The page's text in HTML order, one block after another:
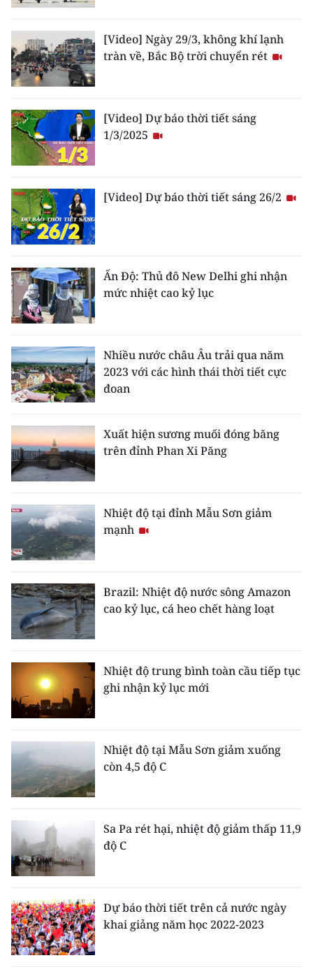
TIN ĐỊA PHƯƠNG
Trung du và miền núi phía Bắc
Đồng bằng sông Hồng
Bắc Trung Bộ
Nguyên
Đông Nam Bộ
Đồng bằng sông Cửu Long
Chuyên trang Hà Nội
Chuyên trang TP. Hồ Chí Minh
CHUYÊN ĐỀ
CÁC CHUYÊN TRANG
VỀ BÁO NHÂN DÂN
THỜI NAY
NHÂN DÂN HẰNG THÁNG
MUA BÁO
ĐỌC BÁO IN
ENGLISH
中文
FRANÇAIS
ESPAÑOL
[Video] Ngày 29/3, không khí lạnh
tràn về, Bắc Bộ trời chuyển rét
[Video] Dự báo thời tiết sáng
1/3/2025
[Video] Dự báo thời tiết sáng 26/2
Ấn Độ: Thủ đô New Delhi ghi nhận
mức nhiệt cao kỷ lục
Nhiều nước châu Âu trải qua năm
2023 với các hình thái thời tiết cực
đoan
Xuất hiện sương muối đóng băng
trên đỉnh Phan Xi Păng
Nhiệt độ tại đỉnh Mẫu Sơn giảm
mạnh
Brazil: Nhiệt độ nước sông Amazon
cao kỷ lục, cá heo chết hàng loạt
Nhiệt độ trung bình toàn cầu tiếp tục
ghi nhận kỷ lục mới
Nhiệt độ tại Mẫu Sơn giảm xuống
còn 4,5 độ C
Sa Pa rét hại, nhiệt độ giảm thấp 11,9
độ C
Dự báo thời tiết trên cả nước ngày
khai giảng năm học 2022-2023